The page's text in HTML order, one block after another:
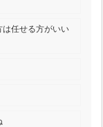
は任せる方がいい